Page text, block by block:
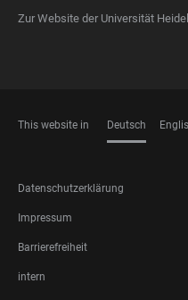
Zur Website der Universität
This website in Deutsch
FOOTER
LEGAL
Datenschutzerklärung
Impressum
Barrierefreiheit
intern